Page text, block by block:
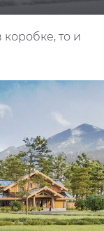
то и